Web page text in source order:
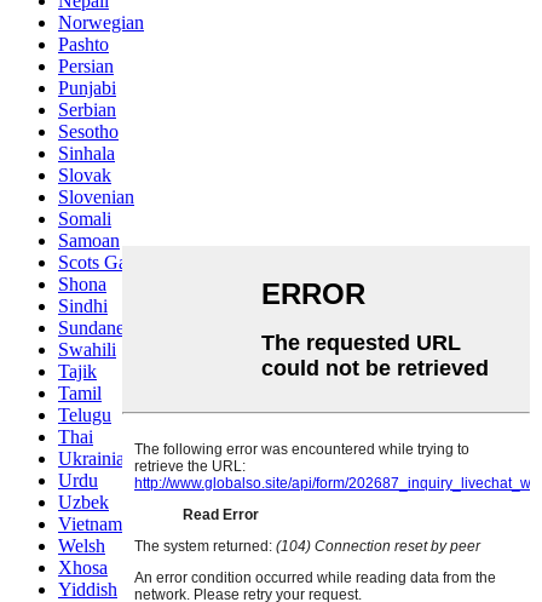
Norwegian
Pashto
Persian
Punjabi
Serbian
Sesotho
Sinhala
Slovak
Slovenian
Somali
Samoan
Scots Gaelic
Shona
Sindhi
Sundanese
Swahili
Tajik
Tamil
Telugu
Thai
Ukrainian
Urdu
Uzbek
Vietnamese
Welsh
Xhosa
Yiddish